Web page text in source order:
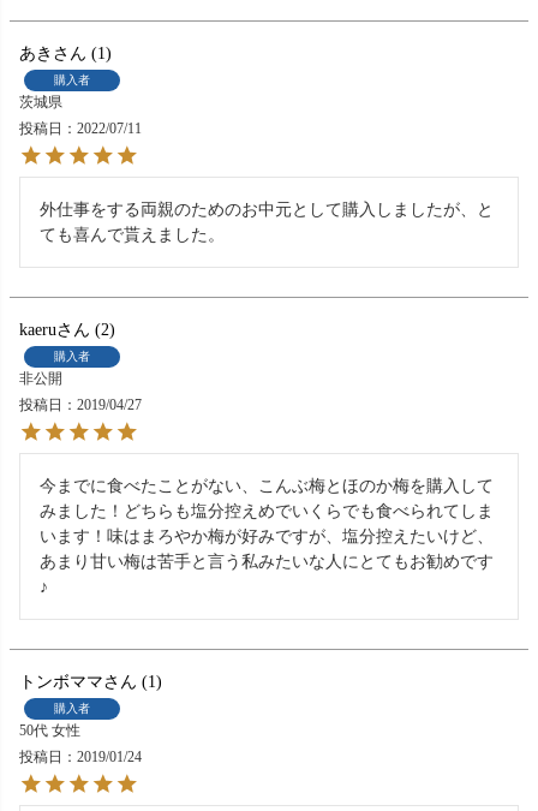
あき 1
購入者
茨城県
投稿日
2022/07/11
外仕事をする両親のためのお中元として購入しましたが、と
ても喜んで貰えました。
kaeru 2
購入者
非公開
投稿日
2019/04/27
今までに食べたことがない、こんぶ梅とほのか梅を購入して
みました！どちらも塩分控えめでいくらでも食べられてしま
います！味はまろやか梅が好みですが、塩分控えたいけど、
あまり甘い梅は苦手と言う私みたいな人にとてもお勧めです
♪
トンボママ 1
購入者
50代 女性
投稿日
2019/01/24